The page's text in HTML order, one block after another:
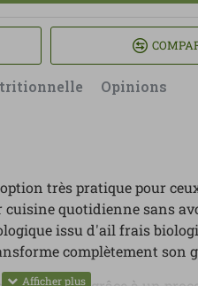
Opinions
très pratique pour
quotidienne sans
issu d'ail frais
complètement son